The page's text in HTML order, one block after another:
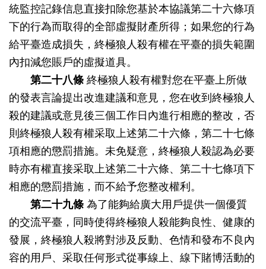
統監控記錄信息直接扣除您基於本協議第二十六條項
下的行為而取得的全部虛擬財產所得；如果您的行為
給平臺造成損失，終極狼人殺有權在平臺的損失範圍
內扣減您賬戶的虛擬道具。
第二十八條 終極狼人殺有權對您在平臺上所做
的發表言論提出改進建議和意見，您在收到終極狼人
殺的建議或意見後三個工作日內進行相應的整改，否
則終極狼人殺有權采取上述第二十六條，第二十七條
項相應的懲罰措施。未免疑意，終極狼人殺認為必要
時亦有權直接采取上述第二十六條、第二十七條項下
相應的懲罰措施，而不給予您整改權利。
第二十九條 為了能夠給廣大用戶提供一個優質
的交流平臺，同時使得終極狼人殺能夠良性、健康的
發展，終極狼人殺將對涉及反動、色情和發布不良內
容的用戶、采取任何形式從事線上、線下賭博活動的